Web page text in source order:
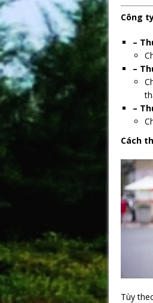
Công
–
–
–
Cách
Tùy